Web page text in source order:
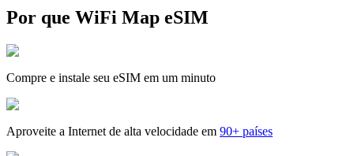
Por que WiFi Map eSIM
Compre e instale seu eSIM em um minuto
Aproveite a Internet de alta velocidade em 90+ países